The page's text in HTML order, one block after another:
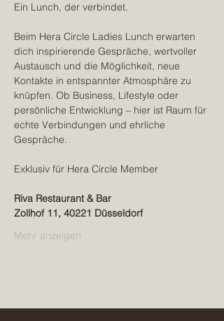
Ein Lunch, der verbindet.
Beim Hera Circle Ladies Lunch erwarten
dich inspirierende Gespräche, wertvoller
Austausch und die Möglichkeit, neue
Kontakte in entspannter Atmosphäre zu
knüpfen. Ob Business, Lifestyle oder
persönliche Entwicklung – hier ist Raum für
echte Verbindungen und ehrliche
Gespräche.
Exklusiv für Hera Circle Member
Riva Restaurant & Bar
Zollhof 11, 40221 Düsseldorf
Mehr anzeigen